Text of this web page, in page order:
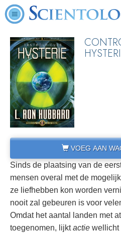
VOEG AAN
Sinds de plaatsing van de
mensen overal met de
ze liefhebben kon worden
nooit zal gebeuren is voor
Omdat het aantal landen met
toegenomen, lijktactie wellicht